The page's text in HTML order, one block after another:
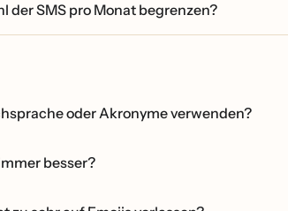
der SMS pro Monat begrenzen?
oder Akronyme verwenden?
besser?